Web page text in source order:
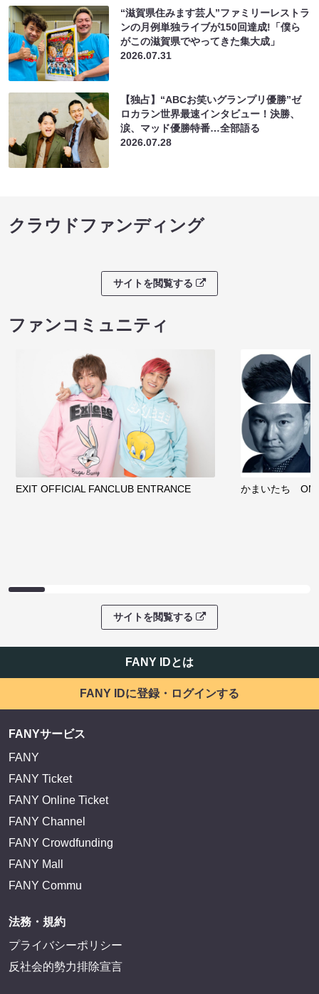
“滋賀県住みます芸人”ファミリーレストラ
ンの月例単独ライブが150回達成!「僕ら
がこの滋賀県でやってきた集大成」
2026.07.31
【独占】“ABCお笑いグランプリ優勝”ゼ
ロカラン世界最速インタビュー！決勝、
涙、マッド優勝特番…全部語る
2026.07.28
クラウドファンディング
サイトを閲覧する
ファンコミュニティ
EXIT OFFICIAL FANCLUB ENTRANCE かまいたち
サイトを閲覧する
FANY IDとは
FANY IDに登録・ログインする
FANYサービス
FANY
FANY Ticket
FANY Online Ticket
FANY Channel
FANY Crowdfunding
FANY Mall
FANY Commu
法務・規約
プライバシーポリシー
反社会的勢力排除宣言